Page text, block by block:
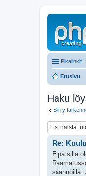
Pikalinkit
Etusivu
Haku
Siirry
Re:
Eipä sillä
säännöillä.